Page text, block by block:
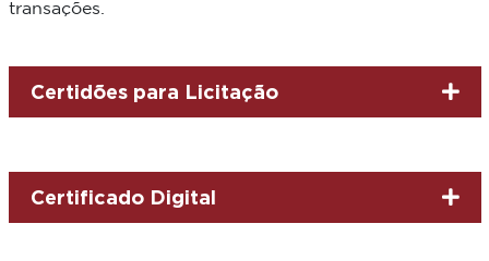
transações.
Certidões para Licitação
Certificado Digital